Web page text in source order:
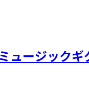
ージック